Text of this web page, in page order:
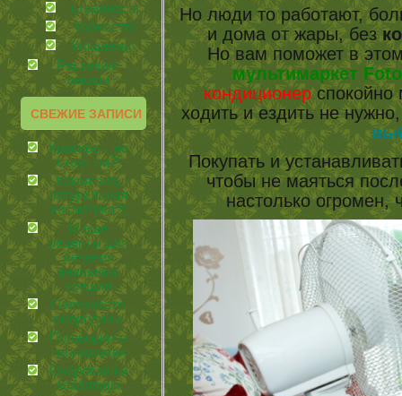
странности
Торжества
Угощаемся!
Растения-
лекари
СВЕЖИЕ ЗАПИСИ
Красиво…но
стоит ли?!
Какая она,
натуральная
косметика?!
И еще
рецепты для
лечения
анальных
трещин
Полезности
смородины
Поговорим о
татуировках
Очаровашки
верблюды
Но люди то работают,
и дома от жары, без
Но вам поможет в
мультимаркет
кондиционерспокойно
ходить и ездить не
Покупать и
чтобы не маяться
настолько огромен,